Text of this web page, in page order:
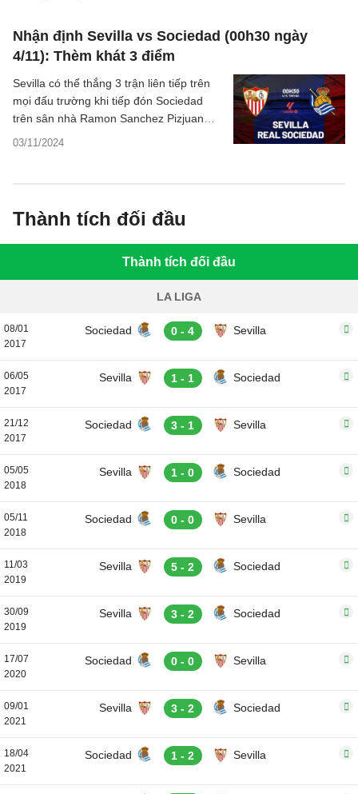
Nhận định Sevilla vs Sociedad (00h30 ngày
4/11): Thèm khát 3 điểm
03/11/2024
Sevilla có thể thắng 3 trận liên tiếp trên
mọi đấu trường khi tiếp đón Sociedad
trên sân nhà Ramon Sanchez Pizjuan
cuối tuần này.
Thành tích đối đầu
Thành tích đối đầu
LA LIGA
08/01
2017
Sociedad 0 - 4 Sevilla
06/05
2017
Sevilla 1 - 1 Sociedad
21/12
2017
Sociedad 3 - 1 Sevilla
05/05
2018
Sevilla 1 - 0 Sociedad
05/11
2018
Sociedad 0 - 0 Sevilla
11/03
2019
Sevilla 5 - 2 Sociedad
30/09
2019
Sevilla 3 - 2 Sociedad
17/07
2020
Sociedad 0 - 0 Sevilla
09/01
2021
Sevilla 3 - 2 Sociedad
18/04
2021
Sociedad 1 - 2 Sevilla